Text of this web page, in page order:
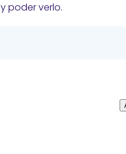
y poder verlo.